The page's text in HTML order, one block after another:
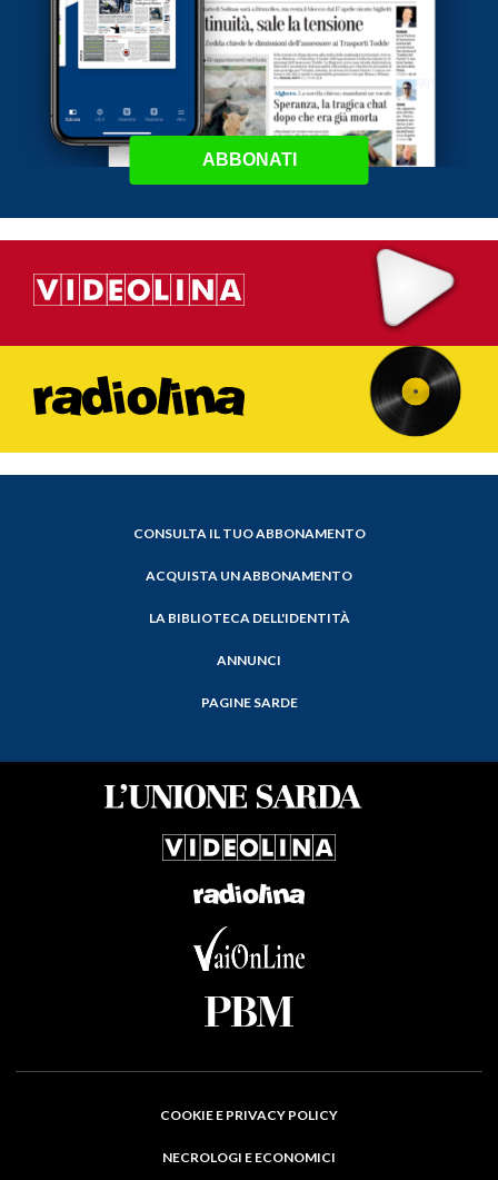
ABBONATI
CONSULTA IL TUO ABBONAMENTO
ACQUISTA UN ABBONAMENTO
LA BIBLIOTECA DELL'IDENTITÀ
ANNUNCI
PAGINE SARDE
COOKIE E PRIVACY POLICY
NECROLOGI E ECONOMICI